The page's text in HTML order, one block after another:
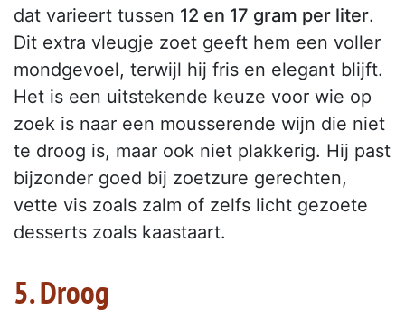
dat varieert tussen 12 en 17 gram per liter.
Dit extra vleugje zoet geeft hem een voller
mondgevoel, terwijl hij fris en elegant blijft.
Het is een uitstekende keuze voor wie op
zoek is naar een mousserende wijn die niet
te droog is, maar ook niet plakkerig. Hij past
bijzonder goed bij zoetzure gerechten,
vette vis zoals zalm of zelfs licht gezoete
desserts zoals kaastaart.
5. Droog